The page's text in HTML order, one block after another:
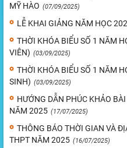
MỸ HÀO (07/09/2025)
LỄ KHAI GIẢNG NĂM HỌC
THỜI KHÓA BIỂU SỐ 1 NĂM
VIÊN) (03/09/2025)
THỜI KHÓA BIỂU SỐ 1 NĂM
SINH) (03/09/2025)
HƯỚNG DẪN PHÚC KHẢO
NĂM 2025 (17/07/2025)
THÔNG BÁO THỜI GIAN VÀ
THPT NĂM 2025 (16/07/2025)